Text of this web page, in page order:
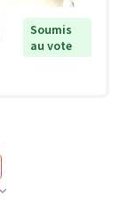
Soumis
au vote